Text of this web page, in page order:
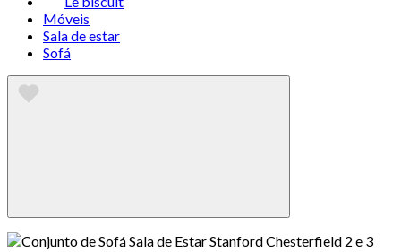
Móveis
Sala de estar
Sofá